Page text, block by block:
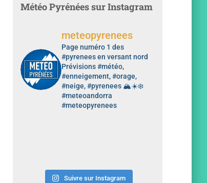
Météo Pyrénées sur Instagram
meteopyrenees
Page numéro 1 des
#pyrenees en versant nord
Prévisions #météo,
#enneigement, #orage,
#neige, #pyrenees 🏔️☀️❄️
#meteoandorra
#meteopyrenees
Suivre sur Instagram